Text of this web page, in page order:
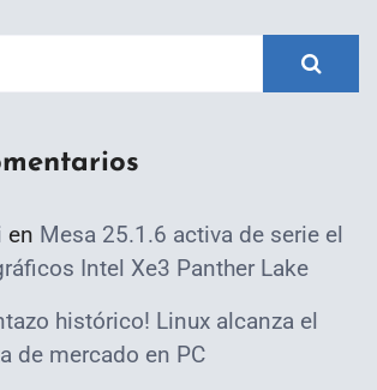
en Mesa 25.1.6 activa de serie el
Intel Xe3 Panther Lake
histórico! Linux alcanza el
de mercado en PC